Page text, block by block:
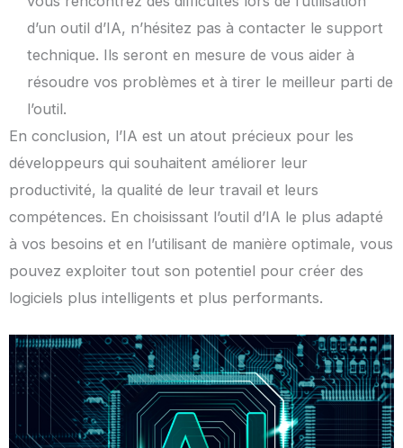
d’un outil d’IA, n’hésitez pas à contacter le support
technique. Ils seront en mesure de vous aider à
résoudre vos problèmes et à tirer le meilleur parti de
l’outil.
En conclusion, l’IA est un atout précieux pour les
développeurs qui souhaitent améliorer leur
productivité, la qualité de leur travail et leurs
compétences. En choisissant l’outil d’IA le plus adapté
à vos besoins et en l’utilisant de manière optimale, vous
pouvez exploiter tout son potentiel pour créer des
logiciels plus intelligents et plus performants.